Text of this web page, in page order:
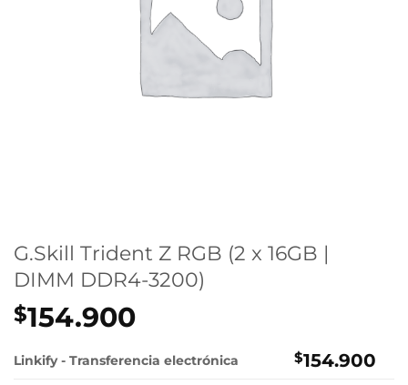
G.Skill Trident Z RGB (2 x 16GB |
DIMM DDR4-3200)
$154.900
Linkify - Transferencia electrónica $154.900